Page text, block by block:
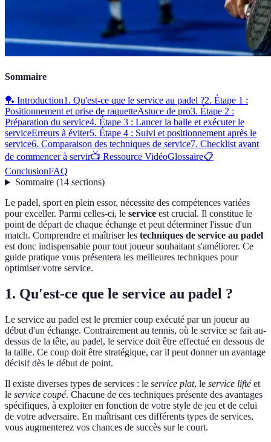
Sommaire
🏓 Introduction1. Qu'est-ce que le service au padel ?2. Étape 1 :
Positionnement et prise de raquetteAstuce de pro3. Étape 2 :
Préparation du service4. Étape 3 : Lancer la balle et exécuter le
serviceErreurs à éviter5. Étape 4 : Suivi et positionnement après le
service6. Comparaison des techniques de service7. Checklist avant
de commencer à servir📺 Ressource VidéoGlossaire📋
ConclusionFAQ
Sommaire(14 sections)
Le padel, sport en plein essor, nécessite des compétences variées
pour exceller. Parmi celles-ci, le service est crucial. Il constitue le
point de départ de chaque échange et peut déterminer l'issue d'un
match. Comprendre et maîtriser les techniques de service au padel
est donc indispensable pour tout joueur souhaitant s'améliorer. Ce
guide pratique vous présentera les meilleures techniques pour
optimiser votre service.
1. Qu'est-ce que le service au padel ?
Le service au padel est le premier coup exécuté par un joueur au
début d'un échange. Contrairement au tennis, où le service se fait au-
dessus de la tête, au padel, le service doit être effectué en dessous de
la taille. Ce coup doit être stratégique, car il peut donner un avantage
décisif dès le début de point.
Il existe diverses types de services : le service plat, le service liftéet
le service coupé. Chacune de ces techniques présente des avantages
spécifiques, à exploiter en fonction de votre style de jeu et de celui
de votre adversaire. En maîtrisant ces différents types de services,
vous augmenterez vos chances de succès sur le court.